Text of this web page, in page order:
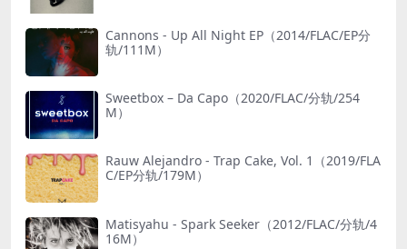
Cannons - Up All Night EP（2014/FLAC/EP分
轨/111M）
Sweetbox – Da Capo（2020/FLAC/分轨/254
M）
Rauw Alejandro - Trap Cake, Vol. 1（2019/FLA
C/EP分轨/179M）
Matisyahu - Spark Seeker（2012/FLAC/分轨/4
16M）